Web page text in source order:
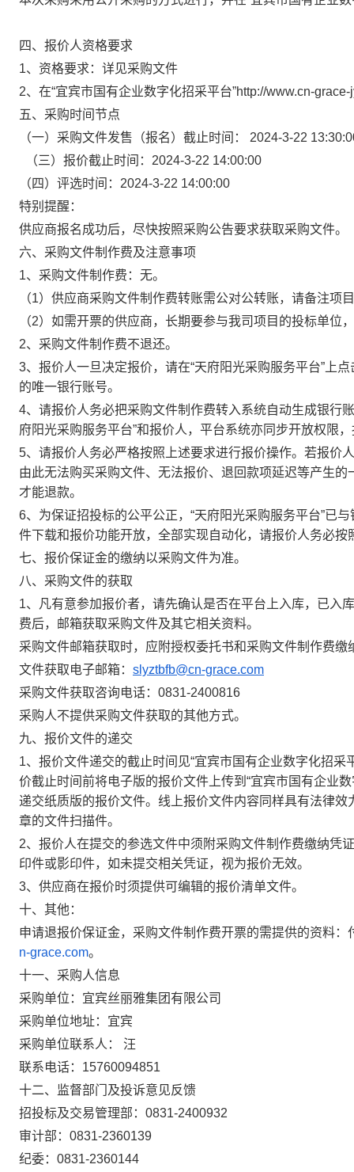
四、 报价人资格要求
1、资格要求：详见采购文件
2、 在“宜宾市国有企业数字化招采平台”http://www.cn-grace-
五、 采购时间节点
（一） 采购文件发售 （报名） 截止时间：
2024-3-22
（三） 报价截止时间： 2024-3-22 14:00:00
（四） 评选时间： 2024-3-22 14:00:00
特别提醒：
供应商报名成功后，尽快按照采购公告要求获取采购文件。
六、采购文件制作费及注意事项
1、采购文件制作费 ： 无。
（1） 供应商采购文件制作费转账需公对公转账，请备注项
（2）如需开票的供应商，长期要参与我司项目的投标单位
2、采购文件制作费不退还。
3、 报价人一旦决定报价，请在“天府阳光采购服务平台”上
的唯一银行账号。
4、请报价人务必把采购文件制作费转入系统自动生成银行
府阳光采购服务平台”和报价人，平台系统亦同步开放权限，
5、请报价人务必严格按照上述要求进行报价操作。若报价
由此无法购买采购文件、无法报价、退回款项延迟等产生的
才能退款。
6、 为保证招投标的公平公正， “天府阳光采购服务平台”已
件下载和报价功能开放，全部实现自动化，请报价人务必按
七、报价保证金的缴纳以采购文件为准。
八、采购文件的获取
1、 凡有意参加报价者， 请先确认是否在平台上入库，已入
费后，邮箱获取采购文件及其它相关资料。
采购文件邮箱获取时， 应附授权委托书和采购文件制作费缴
文件获取电子邮箱： slyztbfb@cn-grace.com
采购文件获取咨询电话： 0831-2400816
采购人不提供采购文件获取的其他方式。
九、 报价文件的递交
1、报价文件递交的截止时间 见“宜宾市国有企业数字化招采
价截止时间前将电子版的报价文件上传到 “宜宾市国有企业
递交纸质版的报价文件。 线上报价文件内容同样具有法律效
章的文件扫描件。
2、报价人在提交的参选文件中须附采购文件制作费缴纳凭
印件或影印件，如未提交相关凭证，视为报价无效。
3、供应商在报价时须提供可编辑的报价清单文件。
十、其他：
申请退报价保证金，采购文件制作费开票的需提供的资料
n-grace.com。
十一、 采购人信息
采购单位： 宜宾丝丽雅集团有限公司
采购单位地址：宜宾
采购单位联系人：
汪
联系电话： 15760094851
十二、监督部门及投诉意见反馈
招投标及交易管理部 ： 0831-2400932
审计部 ： 0831-2360139
纪委： 0831-2360144